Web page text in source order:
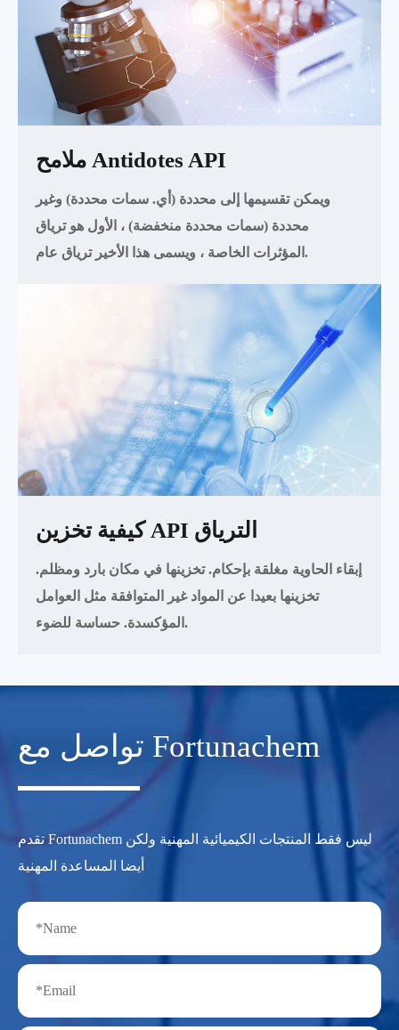
ملامح Antidotes API
ويمكن تقسيمها إلى محددة (أي. سمات محددة) وغير
محددة (سمات محددة منخفضة) ، الأول هو ترياق
المؤثرات الخاصة ، ويسمى هذا الأخير ترياق عام.
كيفية تخزين API الترياق
إبقاء الحاوية مغلقة بإحكام. تخزينها في مكان بارد ومظلم.
تخزينها بعيدا عن المواد غير المتوافقة مثل العوامل
المؤكسدة. حساسة للضوء.
تواصل مع Fortunachem
تقدم Fortunachem ليس فقط المنتجات الكيميائية المهنية ولكن
أيضا المساعدة المهنية